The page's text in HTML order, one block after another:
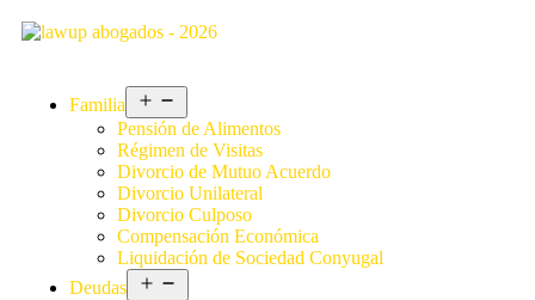
Familia
Pensión de Alimentos
Régimen de Visitas
Divorcio de Mutuo Acuerdo
Divorcio Unilateral
Divorcio Culposo
Compensación Económica
Liquidación de Sociedad Conyugal
Deudas